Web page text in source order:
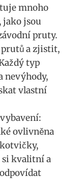
mnoho
‌jako jsou
pruty.⁣
a zjistit,
typ
⁢nevýhody,
vlastní
ovlivněna
‌kvalitní⁣ a